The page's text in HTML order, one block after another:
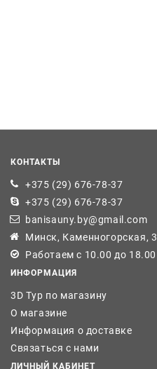
КОНТАКТЫ
+375 (29) 676-78-37
+375 (29) 676-78-37
banisauny.by@gmail.com
Минск, Каменногорская, 3
Работаем с 10.00 до 18.00
ИНФОРМАЦИЯ
3D Тур по магазину
О магазине
Информация о доставке
Связаться с нами
ЛИЧНЫЙ КАБИНЕТ